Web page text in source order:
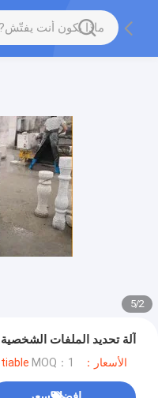
2
/
5
آلة تحديد الملفات
الأسعار：To Be Negotiable MOQ：1